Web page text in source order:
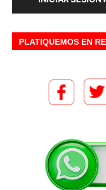
PLATIQUEMOS EN